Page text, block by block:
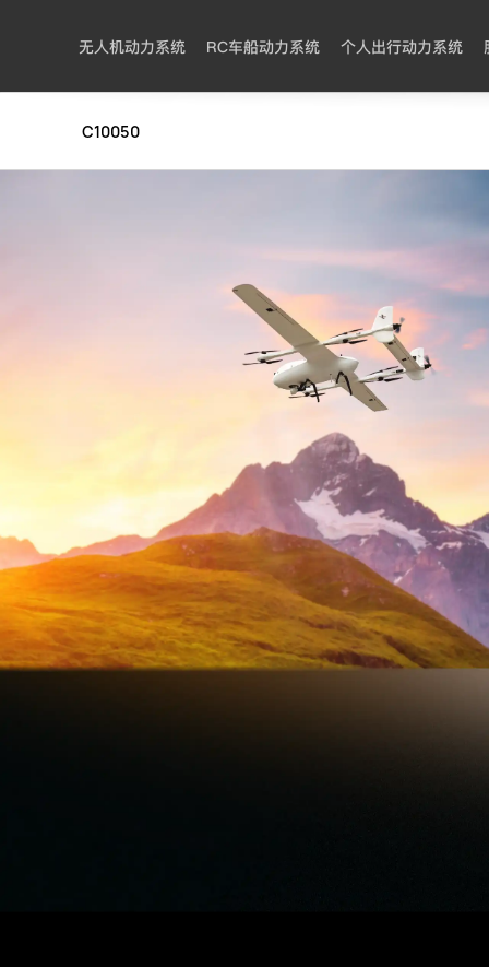
无人机动力系统 RC车船动力系统 个人出行动力系统
C10050